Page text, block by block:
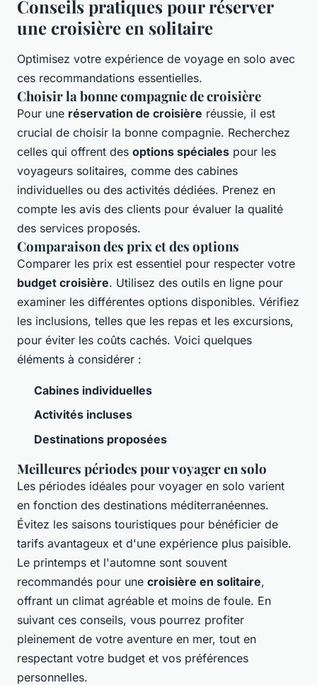
Conseils pratiques pour réserver
une croisière en solitaire
Optimisez votre expérience de voyage en solo avec
ces recommandations essentielles.
Choisir la bonne compagnie de croisière
Pour une réservation de croisière réussie, il est
crucial de choisir la bonne compagnie. Recherchez
celles qui offrent des options spéciales pour les
voyageurs solitaires, comme des cabines
individuelles ou des activités dédiées. Prenez en
compte les avis des clients pour évaluer la qualité
des services proposés.
Comparaison des prix et des options
Comparer les prix est essentiel pour respecter votre
budget croisière. Utilisez des outils en ligne pour
examiner les différentes options disponibles. Vérifiez
les inclusions, telles que les repas et les excursions,
pour éviter les coûts cachés. Voici quelques
éléments à considérer :
Cabines individuelles
Activités incluses
Destinations proposées
Meilleures périodes pour voyager en solo
Les périodes idéales pour voyager en solo varient
en fonction des destinations méditerranéennes.
Évitez les saisons touristiques pour bénéficier de
tarifs avantageux et d'une expérience plus paisible.
Le printemps et l'automne sont souvent
recommandés pour une croisière en solitaire,
offrant un climat agréable et moins de foule. En
suivant ces conseils, vous pourrez profiter
pleinement de votre aventure en mer, tout en
respectant votre budget et vos préférences
personnelles.